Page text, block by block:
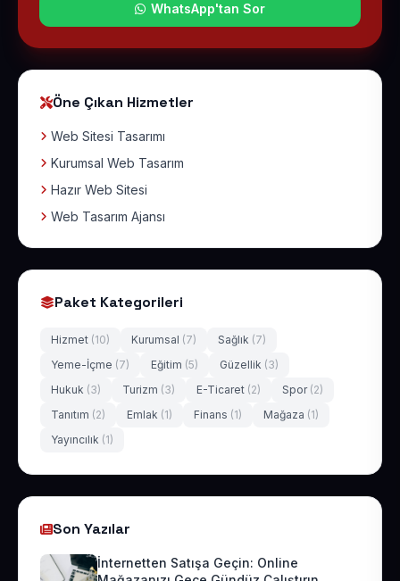
WhatsApp'tan Sor
Öne Çıkan Hizmetler
Web Sitesi Tasarımı
Kurumsal Web Tasarım
Hazır Web Sitesi
Web Tasarım Ajansı
Paket Kategorileri
Hizmet (10) Kurumsal (7) Sağlık (7)
Yeme-İçme (7) Eğitim (5) Güzellik (3)
Hukuk (3) Turizm (3) E-Ticaret (2) Spor (2)
Tanıtım (2) Emlak (1) Finans (1) Mağaza (1)
Yayıncılık (1)
Son Yazılar
İnternetten Satışa Geçin: Online